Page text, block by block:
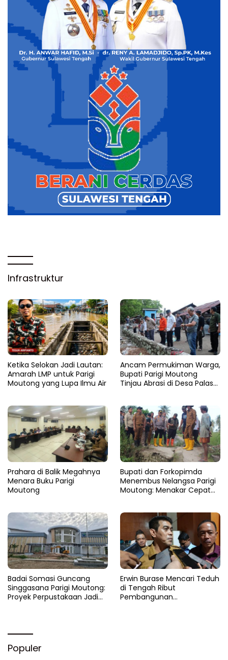
Infrastruktur
Ketika Selokan Jadi Lautan:
Amarah LMP untuk Parigi
Moutong yang Lupa Ilmu Air
Ancam Permukiman Warga,
Bupati Parigi Moutong
Tinjau Abrasi di Desa Palasa
Prahara di Balik Megahnya
Menara Buku Parigi
Moutong
​Bupati dan Forkopimda
Menembus Nelangsa Parigi
Moutong: Menakar Cepat
Badai Somasi Guncang
Singgasana Parigi Moutong:
Proyek Perpustakaan Jadi
Erwin Burase Mencari Teduh
di Tengah Ribut
Pembangunan
Populer